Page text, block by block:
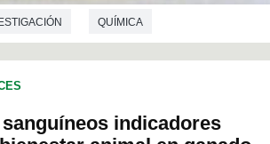
QUÍMICA
indicadores